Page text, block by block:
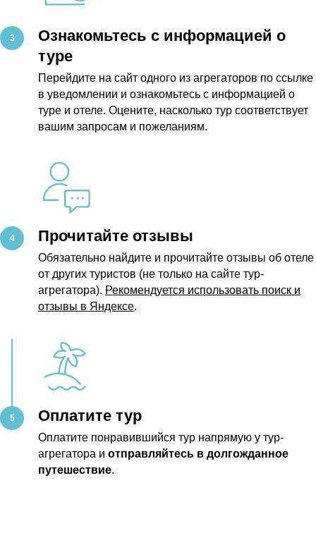
Ознакомьтесь с информацией о
туре
Перейдите на сайт одного из агрегаторов по ссылке
в уведомлении и ознакомьтесь с информацией о
туре и отеле. Оцените, насколько тур соответствует
вашим запросам и пожеланиям.
Прочитайте отзывы
Обязательно найдите и прочитайте отзывы об отеле
от других туристов (не только на сайте тур-
агрегатора). Рекомендуется использовать поиск и
отзывы в Яндексе.
Оплатите тур
Оплатите понравившийся тур напрямую у тур-
агрегатора и отправляйтесь в долгожданное
путешествие.